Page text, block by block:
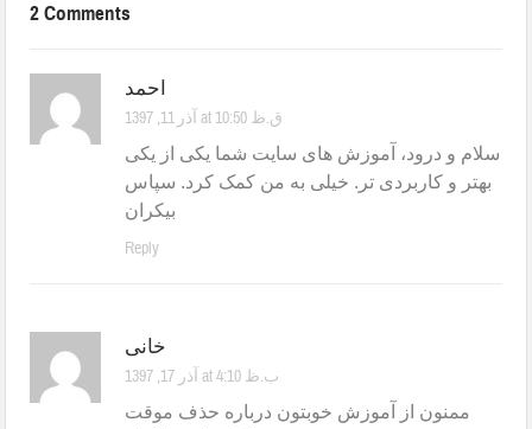
2 Comments
احمد
آذر 11, 1397 at 10:50 ق.ظ
سلام و درود، آموزش های سایت شما یکی از یکی
بهتر و کاربردی تر. خیلی به من کمک کرد. سپاس
بیکران
Reply
خانی
آذر 17, 1397 at 4:10 ب.ظ
ممنون از آموزش خوبتون درباره حذف موقت